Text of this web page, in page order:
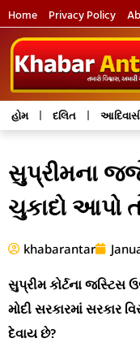
Home Privacy Policy
હોમ દલિત
સુપ્રીમના
ચુકાદો આપો
khabarantar
સુપ્રીમ કોર્ટના
મોદી સરકારમાં સરકાર
દેવાય છે?